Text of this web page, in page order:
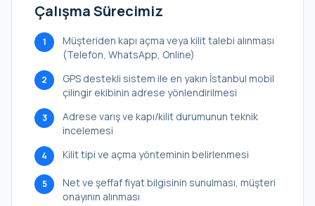
Çalışma Sürecimiz
1
Müşteriden kapı açma veya kilit talebi alınması
(Telefon, WhatsApp, Online)
2
GPS destekli sistem ile en yakın İstanbul mobil
çilingir ekibinin adrese yönlendirilmesi
3
Adrese varış ve kapı/kilit durumunun teknik
incelemesi
4 Kilit tipi ve açma yönteminin belirlenmesi
5
Net ve şeffaf fiyat bilgisinin sunulması, müşteri
onayının alınması